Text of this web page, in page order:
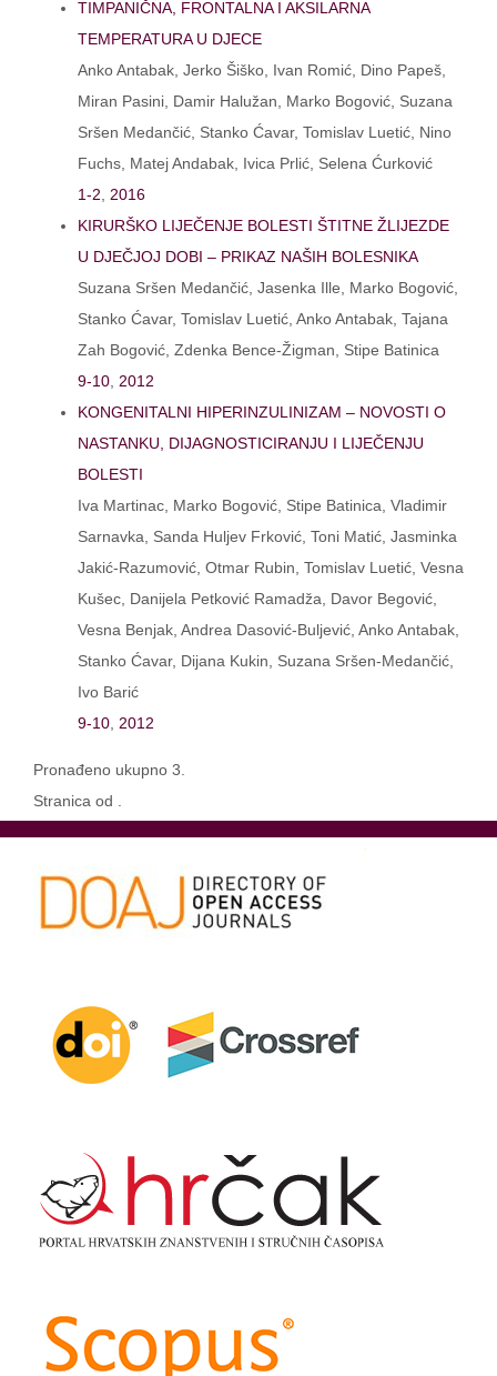
TIMPANIČNA, FRONTALNA I AKSILARNA
TEMPERATURA U DJECE
Anko Antabak, Jerko Šiško, Ivan Romić, Dino Papeš,
Miran Pasini, Damir Halužan, Marko Bogović, Suzana
Sršen Medančić, Stanko Ćavar, Tomislav Luetić, Nino
Fuchs, Matej Andabak, Ivica Prlić, Selena Ćurković
1-2
2016
KIRURŠKO LIJEČENJE BOLESTI ŠTITNE ŽLIJEZDE
U DJEČJOJ DOBI – PRIKAZ NAŠIH BOLESNIKA
Suzana Sršen Medančić, Jasenka Ille, Marko Bogović,
Stanko Ćavar, Tomislav Luetić, Anko Antabak, Tajana
Zah Bogović, Zdenka Bence-Žigman, Stipe Batinica
9-10 2012
KONGENITALNI HIPERINZULINIZAM – NOVOSTI O
NASTANKU, DIJAGNOSTICIRANJU I LIJEČENJU
BOLESTI
Iva Martinac, Marko Bogović, Stipe Batinica, Vladimir
Sarnavka, Sanda Huljev Frković, Toni Matić, Jasminka
Jakić-Razumović, Otmar Rubin, Tomislav Luetić, Vesna
Kušec, Danijela Petković Ramadža, Davor Begović,
Vesna Benjak, Andrea Dasović-Buljević, Anko Antabak,
Stanko Ćavar, Dijana Kukin, Suzana Sršen-Medančić,
Ivo Barić
9-10 2012
Pronađeno ukupno 3.
Stranica od .